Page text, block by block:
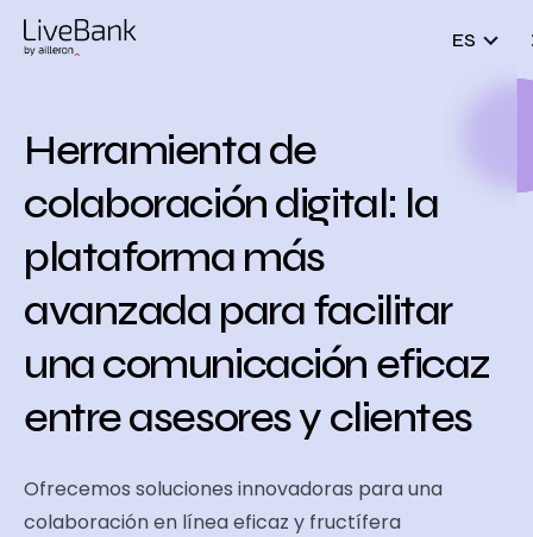
ES
Herramienta de
colaboración digital: la
plataforma más
avanzada para facilitar
una comunicación eficaz
entre asesores y clientes
Ofrecemos soluciones innovadoras para una
colaboración en línea eficaz y fructífera